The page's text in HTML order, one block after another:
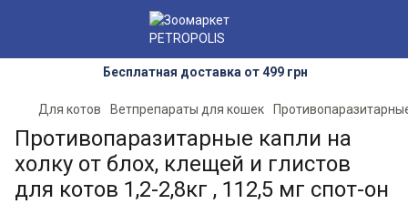
Бесплатная доставка от 499 грн
Для котов Ветпрепараты для кошек
Противопаразитарные капли на
холку от блох, клещей и глистов
для котов 1,2-2,8кг , 112,5 мг спот-он